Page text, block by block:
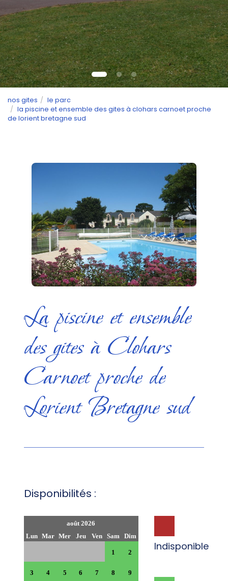
nos gites
le parc
la piscine et ensemble des gites à clohars carnoet proche
de lorient bretagne sud
La piscine et ensemble
des gites à Clohars
Carnoet proche de
Lorient Bretagne sud
Disponibilités :
août 2026
Lun Mar Mer Jeu Ven Sam Dim
1 2
3 4 5 6 7 8 9
Indisponible